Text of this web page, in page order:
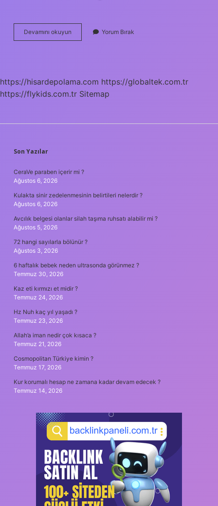
Devamını okuyun
Yok
Yorum Bırak
https://hisardepolama.com https://globaltek.com.tr
https://flykids.com.tr Sitemap
SIDEBAR
Son Yazılar
CeraVe paraben içerir mi ?
Ağustos 6, 2026
Kulakta sinir zedelenmesinin belirtileri nelerdir ?
Ağustos 6, 2026
Avcılık belgesi olanlar silah taşıma ruhsatı alabilir mi ?
Ağustos 5, 2026
72 hangi sayılarla bölünür ?
Ağustos 3, 2026
6 haftalık bebek neden ultrasonda görünmez ?
Temmuz 30, 2026
Kaz eti kırmızı et midir ?
Temmuz 24, 2026
Hz Nuh kaç yıl yaşadı ?
Temmuz 23, 2026
Allah’a iman nedir çok kısaca ?
Temmuz 21, 2026
Cosmopolitan Türkiye kimin ?
Temmuz 17, 2026
Kur korumalı hesap ne zamana kadar devam edecek ?
Temmuz 14, 2026